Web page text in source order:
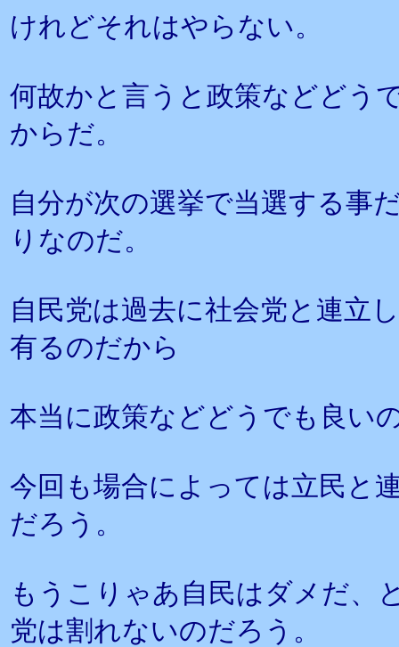
けれどそれはやらない。
何故かと言うと政策などどう
からだ。
自分が次の選挙で当選する事
りなのだ。
自民党は過去に社会党と連立
有るのだから
本当に政策などどうでも良い
今回も場合によっては立民と
だろう。
もうこりゃあ自民はダメだ、
党は割れないのだろう。